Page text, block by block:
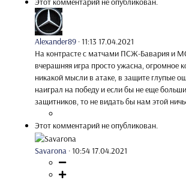
Alexander89 ·11:13 17.04.2021
На контрасте с матчами ПСЖ-Бавария и
вчерашняя игра просто ужасна, огромное
никакой мысли в атаке, в защите глупые
наиграл на победу и если бы не еще
защитников, то не видать бы нам этой
Этот комментарий не опубликован.
Savarona ·10:54 17.04.2021